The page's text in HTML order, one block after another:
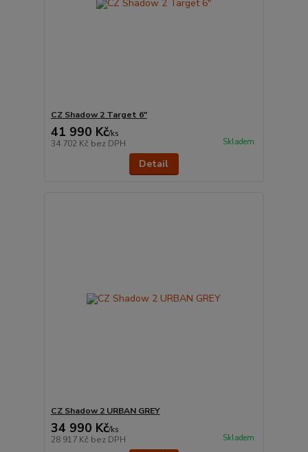
CZ Shadow 2 Target 6"
41 990 Kč/ks
34 702 Kč bez DPH Skladem
Detail
CZ Shadow 2 URBAN GREY
34 990 Kč/ks
28 917 Kč bez DPH Skladem